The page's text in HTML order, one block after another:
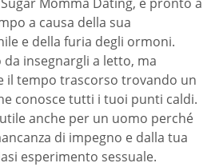
a causa della sua
e della furia degli ormoni.
insegnargli a letto, ma
il tempo trascorso trovando un
conosce tutti i tuoi punti caldi.
anche per un uomo perché
di impegno e dalla tua
esperimento sessuale.